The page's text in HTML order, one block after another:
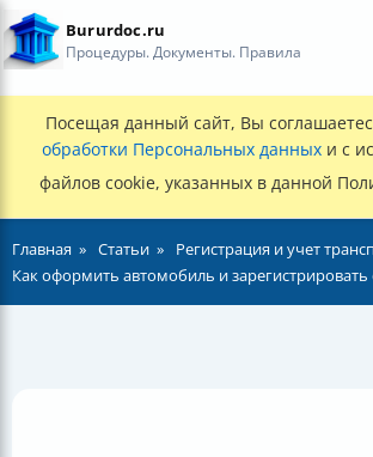
Bururdoc.ru
Процедуры. Документы. Правила
Посещая данный сайт, Вы
обработки Персональных данных и с
файлов cookie, указанных в данной
Главная Статьи
Регистрация и учет
Как оформить автомобиль и зарегистрировать